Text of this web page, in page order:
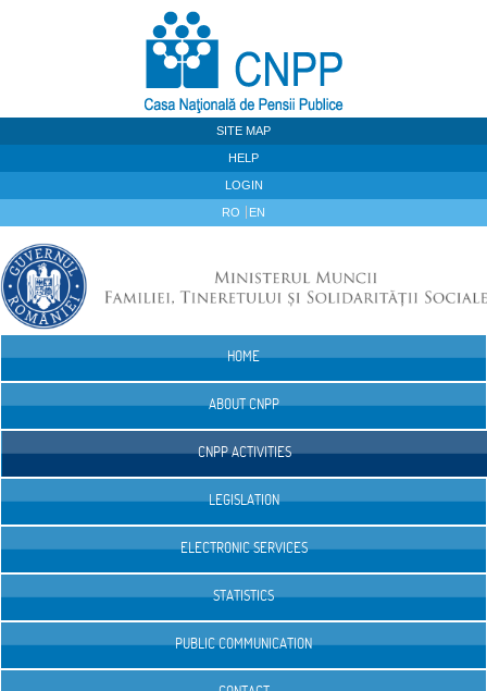
SITE MAP
HELP
LOGIN
RO EN
HOME
ABOUT CNPP
CNPP ACTIVITIES
LEGISLATION
ELECTRONIC SERVICES
STATISTICS
PUBLIC COMMUNICATION